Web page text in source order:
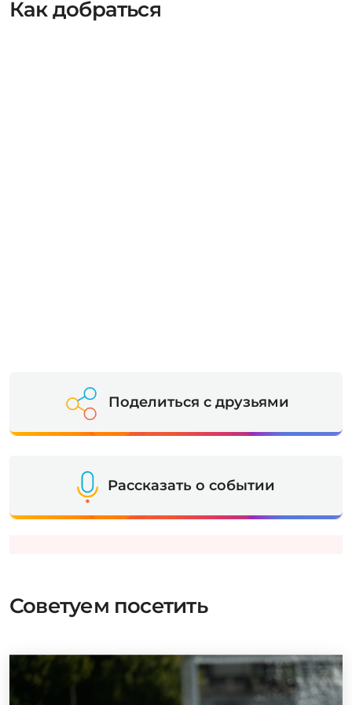
Как добраться
Поделиться с друзьями
Рассказать о событии
Советуем посетить